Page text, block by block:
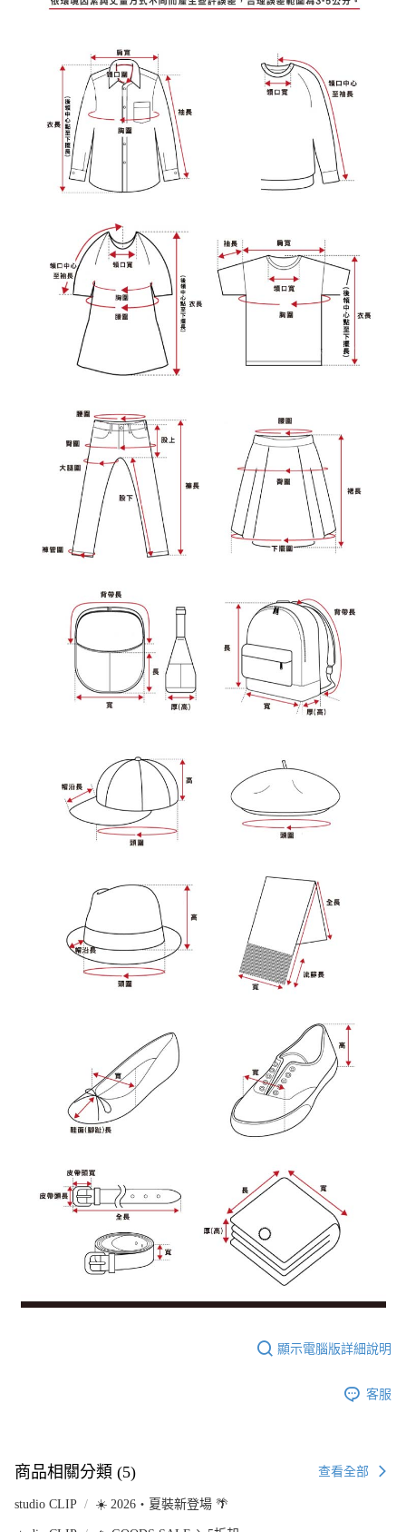
顯示電腦版詳細說明
客服
商品相關分類 (5) 查看全部
studio CLIP ☀️ 2026・夏裝新登場 🌴